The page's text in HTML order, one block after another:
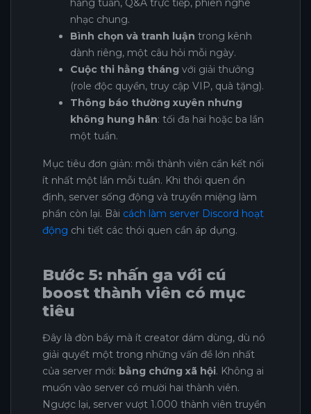
hằng tuần, Q&A trực tiếp, phiên nghe
nhạc chung.
Bình chọn và tranh luận trong kênh
dành riêng, một câu hỏi mỗi ngày.
Cuộc thi hằng tháng với giải thưởng
(role độc quyền, truy cập VIP, quà tặng).
Thông báo thường xuyên nhưng
không hung hãn: tối đa hai hoặc ba lần
một tuần.
Mục tiêu đơn giản: mỗi thành viên cần kết nối
ít nhất một lần mỗi tuần. Khi thói quen ổn
định, server sống động và truyền miệng làm
phần còn lại. Bài cách làm server Discord hoạt
động chi tiết các thói quen cần áp dụng.
Bước 5: nhấn ga với cú
boost thành viên có mục
tiêu
Đây là đòn bẩy mà ít creator dám dùng, dù nó
giải quyết một trong những vấn đề lớn nhất
của server mới: bằng chứng xã hội. Không ai
muốn vào server có mười hai thành viên.
Ngược lại, server vượt 1.000 thành viên truyền